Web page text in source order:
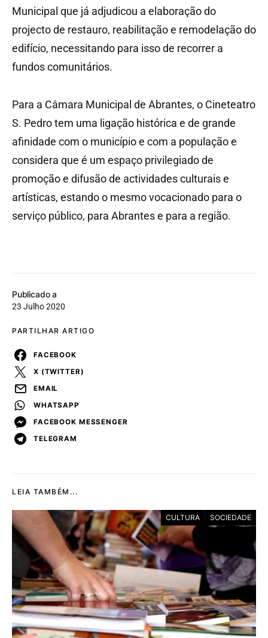
Publicado a
23 Julho 2020
PARTILHAR ARTIGO
FACEBOOK
X (TWITTER)
EMAIL
WHATSAPP
FACEBOOK MESSENGER
TELEGRAM
Municipal que já adjudicou a elaboração do
projecto de restauro, reabilitação e remodelação do
edifício, necessitando para isso de recorrer a
fundos comunitários.
Para a Câmara Municipal de Abrantes, o Cineteatro
S. Pedro tem uma ligação histórica e de grande
afinidade com o município e com a população e
considera que é um espaço privilegiado de
promoção e difusão de actividades culturais e
artísticas, estando o mesmo vocacionado para o
serviço público, para Abrantes e para a região.
LEIA TAMBÉM...
CULTURA SOCIEDADE